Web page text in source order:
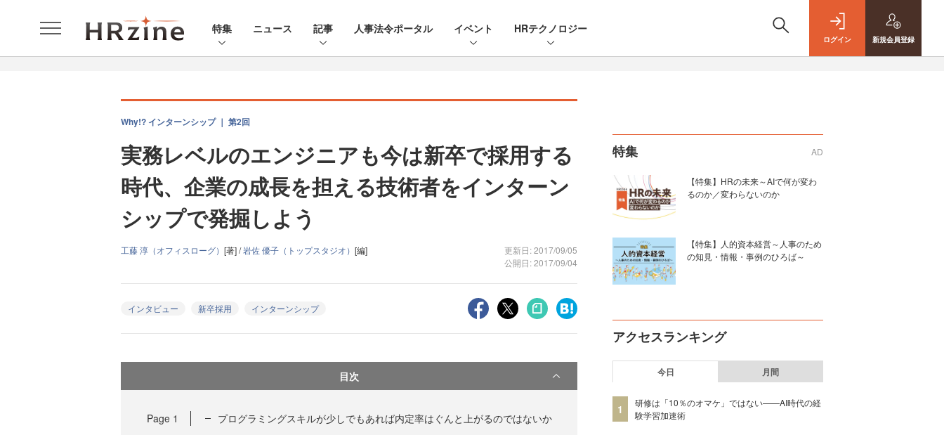
特集 ニュース 記事 人事法令ポータル イベント HRテクノロジー
ログイン 新規会員登録
Why!? インターンシップ ｜ 第2回
実務レベルのエンジニアも今は新卒で採用する
時代、企業の成長を担える技術者をインターン
シップで発掘しよう
工藤 淳（オフィスローグ） [著] /岩佐 優子（トップスタジオ） [編]
更新日: 2017/09/05
公開日: 2017/09/04
インタビュー 新卒採用 インターンシップ
目次
Page 1 プログラミングスキルが少しでもあれば内定率はぐんと上がるのではないか
特集 AD
【特集】HRの未来～AIで何が変わ
るのか／変わらないのか
【特集】人的資本経営～人事のため
の知見・情報・事例のひろば～
アクセスランキング
今日 月間
1
研修は「10％のオマケ」ではない——AI時代の経
験学習加速術